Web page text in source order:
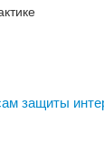
защиты